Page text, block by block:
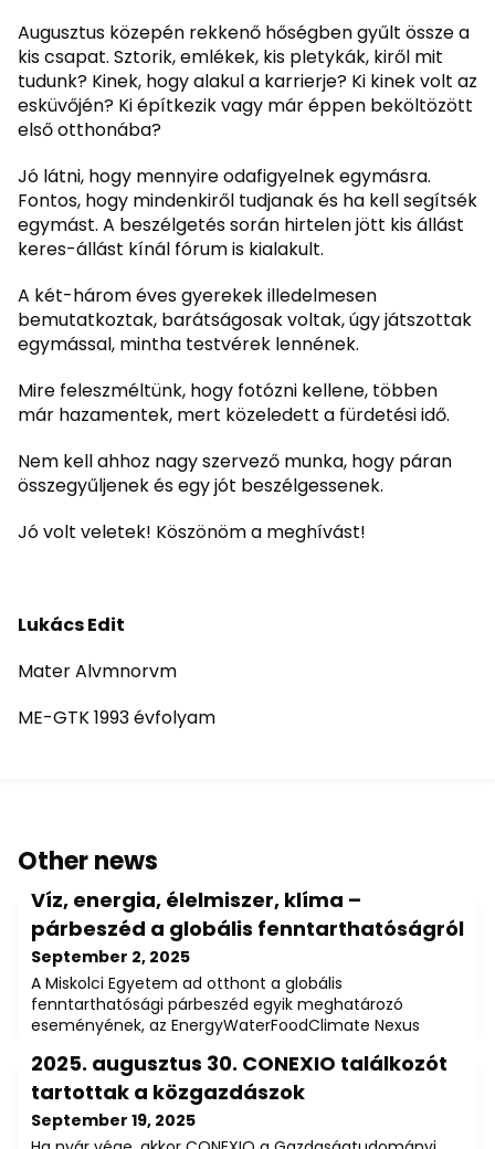
Augusztus közepén rekkenő hőségben gyűlt össze a
kis csapat. Sztorik, emlékek, kis pletykák, kiről mit
tudunk? Kinek, hogy alakul a karrierje? Ki kinek volt az
esküvőjén? Ki építkezik vagy már éppen beköltözött
első otthonába?
Jó látni, hogy mennyire odafigyelnek egymásra.
Fontos, hogy mindenkiről tudjanak és ha kell segítsék
egymást. A beszélgetés során hirtelen jött kis állást
keres-állást kínál fórum is kialakult.
A két-három éves gyerekek illedelmesen
bemutatkoztak, barátságosak voltak, úgy játszottak
egymással, mintha testvérek lennének.
Mire feleszméltünk, hogy fotózni kellene, többen
már hazamentek, mert közeledett a fürdetési idő.
Nem kell ahhoz nagy szervező munka, hogy páran
összegyűljenek és egy jót beszélgessenek.
Jó volt veletek! Köszönöm a meghívást!
Lukács Edit
Mater Alvmnorvm
ME-GTK 1993 évfolyam
Other news
Víz, energia, élelmiszer, klíma –
párbeszéd a globális fenntarthatóságról
September 2, 2025
A Miskolci Egyetem ad otthont a globális
fenntarthatósági párbeszéd egyik meghatározó
eseményének, az EnergyWaterFoodClimate Nexus
26-28. között. A tanácskozáson interdiszciplináris
módon vizsgálja a víz-, energia-, élelmiszer- és
klímarendszerek közötti összefüggéseket, áttekintést
ad e rendszerek komplex kapcsolatairól, hogy
2025. augusztus 30. CONEXIO találkozót
tartottak a közgazdászok
September 19, 2025